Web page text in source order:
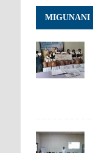
MIGUNANI